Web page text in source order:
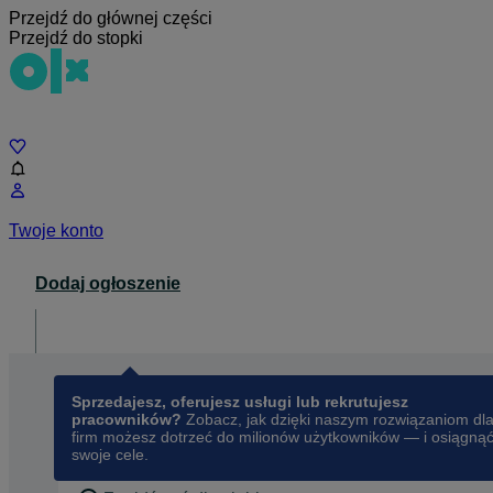
Przejdź do głównej części
Przejdź do stopki
Twoje konto
Dodaj ogłoszenie
Sprzedajesz, oferujesz usługi lub rekrutujesz
pracowników? Zobacz, jak dzięki naszym rozwiązaniom dla
firm możesz dotrzeć do milionów użytkowników — i osiągnąć
swoje cele.